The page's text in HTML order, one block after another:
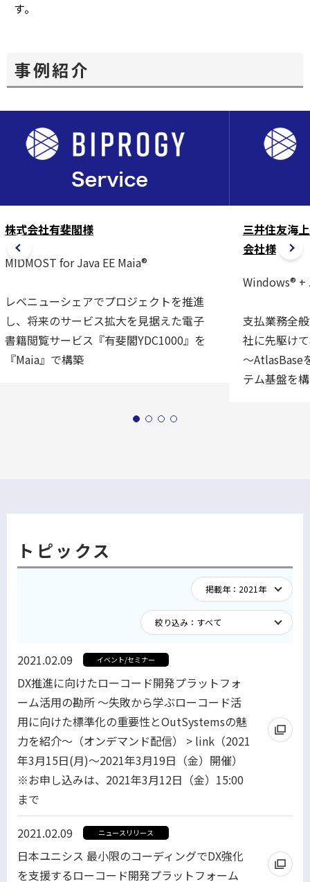
す。
事例紹介
株式会社有斐閣様
MIDMOST for Java EE Maia®
レベニューシェアでプロジェクトを推進
し、将来のサービス拡大を見据えた電子
書籍閲覧サービス『有斐閣YDC1000』を
『Maia』で構築
三井住友海
会社様
Windows® +
支払業務全
社に先駆け
〜AtlasBase
テム基盤を
トピックス
2021.02.09 イベント/セミナー
DX推進に向けたローコード開発プラットフォ
ーム活用の勘所 ～失敗から学ぶローコード活
用に向けた標準化の重要性とOutSystemsの魅
力を紹介～（オンデマンド配信） > link（2021
年3月15日(月)～2021年3月19日（金）開催）
※お申し込みは、2021年3月12日（金）15:00
まで
2021.02.09 ニュースリリース
日本ユニシス 最小限のコーディングでDX強化
を支援するローコード開発プラットフォーム